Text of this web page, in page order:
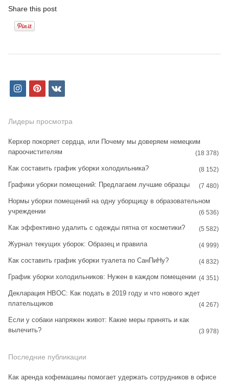
Share this post
i
s
a
g
r
a
p
n
e
r
e
s
v
Лидеры просмотра
Керхер покоряет сердца, или Почему мы доверяем немецким
пароочистителям
(18 378)
Как составить график уборки холодильника? (8 152)
Графики уборки помещений: Предлагаем лучшие образцы (7 480)
Нормы уборки помещений на одну уборщицу в образовательном
учреждении
(6 536)
Как эффективно удалить с одежды пятна от косметики? (5 582)
Журнал текущих уборок: Образец и правила (4 999)
Как составить график уборки туалета по СанПиНу? (4 832)
График уборки холодильников: Нужен в каждом помещении (4 351)
Декларация НВОС: Как подать в 2019 году и что нового ждет
плательщиков
(4 267)
Если у собаки напряжен живот: Какие меры принять и как
вылечить?
(3 978)
Последние публикации
Как аренда кофемашины помогает удержать сотрудников в офисе